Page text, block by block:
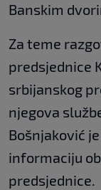
Banskim
Za teme
predsjednice
srbijanskog
njegova
Bošnjaković
informaciju
predsjednice.